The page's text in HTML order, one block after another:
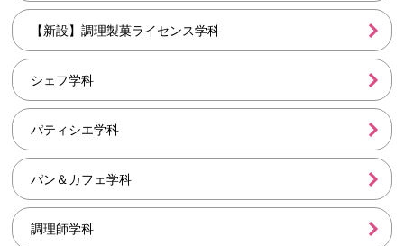
【新設】調理製菓ライセンス学科
シェフ学科
パティシエ学科
パン＆カフェ学科
調理師学科